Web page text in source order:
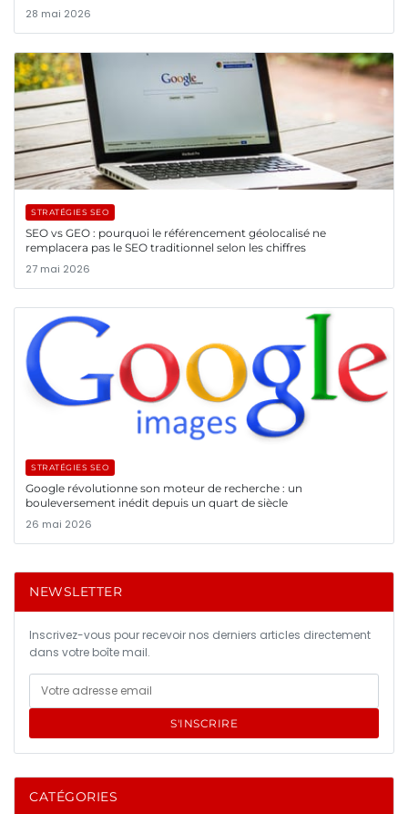
28 mai 2026
STRATÉGIES SEO
SEO vs GEO : pourquoi le référencement géolocalisé ne
remplacera pas le SEO traditionnel selon les chiffres
27 mai 2026
STRATÉGIES SEO
Google révolutionne son moteur de recherche : un
bouleversement inédit depuis un quart de siècle
26 mai 2026
NEWSLETTER
Inscrivez-vous pour recevoir nos derniers articles directement
dans votre boîte mail.
S'INSCRIRE
CATÉGORIES